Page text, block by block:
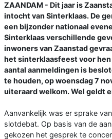
ZAANDAM - Dit jaar is
intocht van Sinterklaas. De
een bijzonder nationaal
Sinterklaas verschillende
inwoners van Zaanstad
het sinterklaasfeest voor
aantal aanmeldingen is
te houden, op woensdag 7
uiteraard welkom. Wel geldt
Aanvankelijk was er sprake
slotdebat. Op basis van de
gekozen het gesprek te